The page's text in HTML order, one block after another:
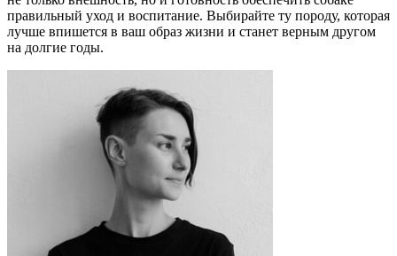
правильный уход и воспитание. Выбирайте ту породу, которая
лучше впишется в ваш образ жизни и станет верным другом
на долгие годы.